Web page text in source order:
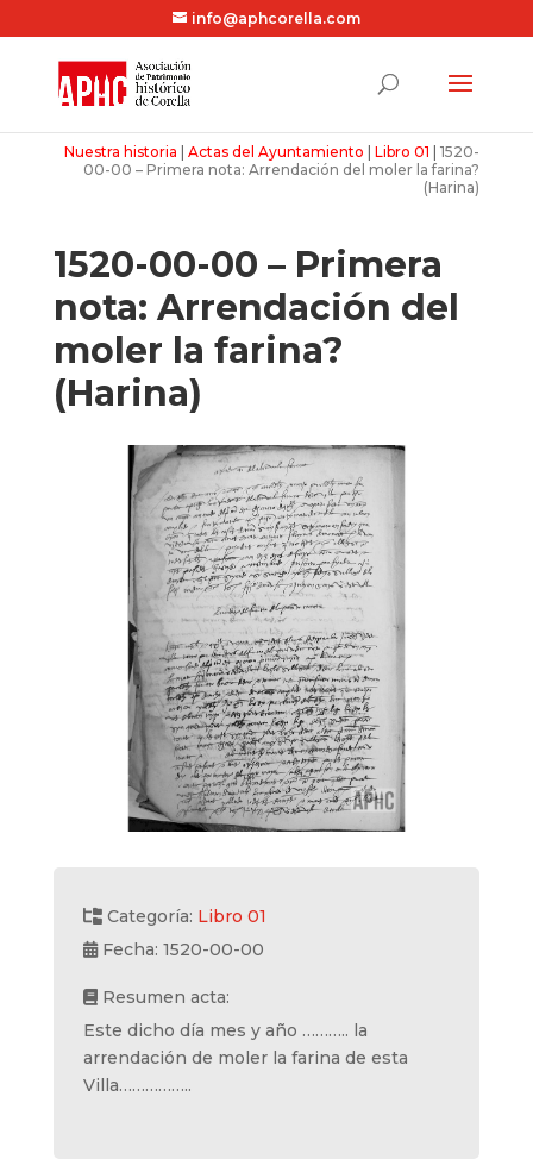
info@aphcorella.com
Nuestra historia |Actas del Ayuntamiento |Libro 01 |1520-
00-00 – Primera nota: Arrendación del moler la farina?
(Harina)
1520-00-00 – Primera
nota: Arrendación del
moler la farina?
(Harina)
Categoría: Libro 01
Fecha: 1520-00-00
Resumen acta:
Este dicho día mes y año ……….. la
arrendación de moler la farina de esta
Villa……………..